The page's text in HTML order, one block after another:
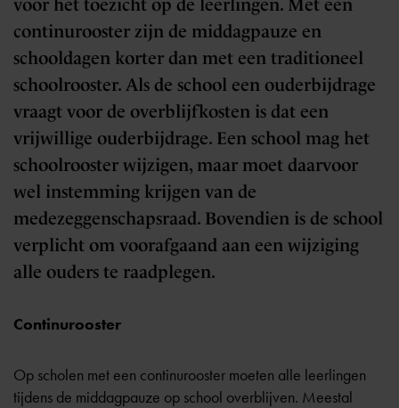
voor het toezicht op de leerlingen. Met een
continurooster zijn de middagpauze en
schooldagen korter dan met een traditioneel
schoolrooster. Als de school een ouderbijdrage
vraagt voor de overblijfkosten is dat een
vrijwillige ouderbijdrage. Een school mag het
schoolrooster wijzigen, maar moet daarvoor
wel instemming krijgen van de
medezeggenschapsraad. Bovendien is de school
verplicht om voorafgaand aan een wijziging
alle ouders te raadplegen.
Continurooster
Op scholen met een continurooster moeten alle leerlingen
tijdens de middagpauze op school overblijven. Meestal